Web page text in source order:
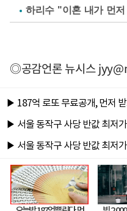
하리수 "이혼 내가 먼
◎공감언론 뉴시스